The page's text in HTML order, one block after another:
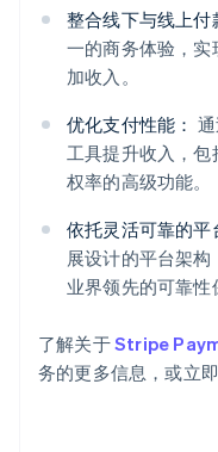
整合线下与线上付
一的商务体验，
加收入。
优化支付性能：
工具提升收入，
权率的高级功能。
依托灵活可靠的平
展设计的平台架
业界领先的可靠性
了解关于Stripe
务的更多信息，或立即
English
爱尔兰
English
English
奥地利
Deutsch English
澳大利亚
巴西
Português English